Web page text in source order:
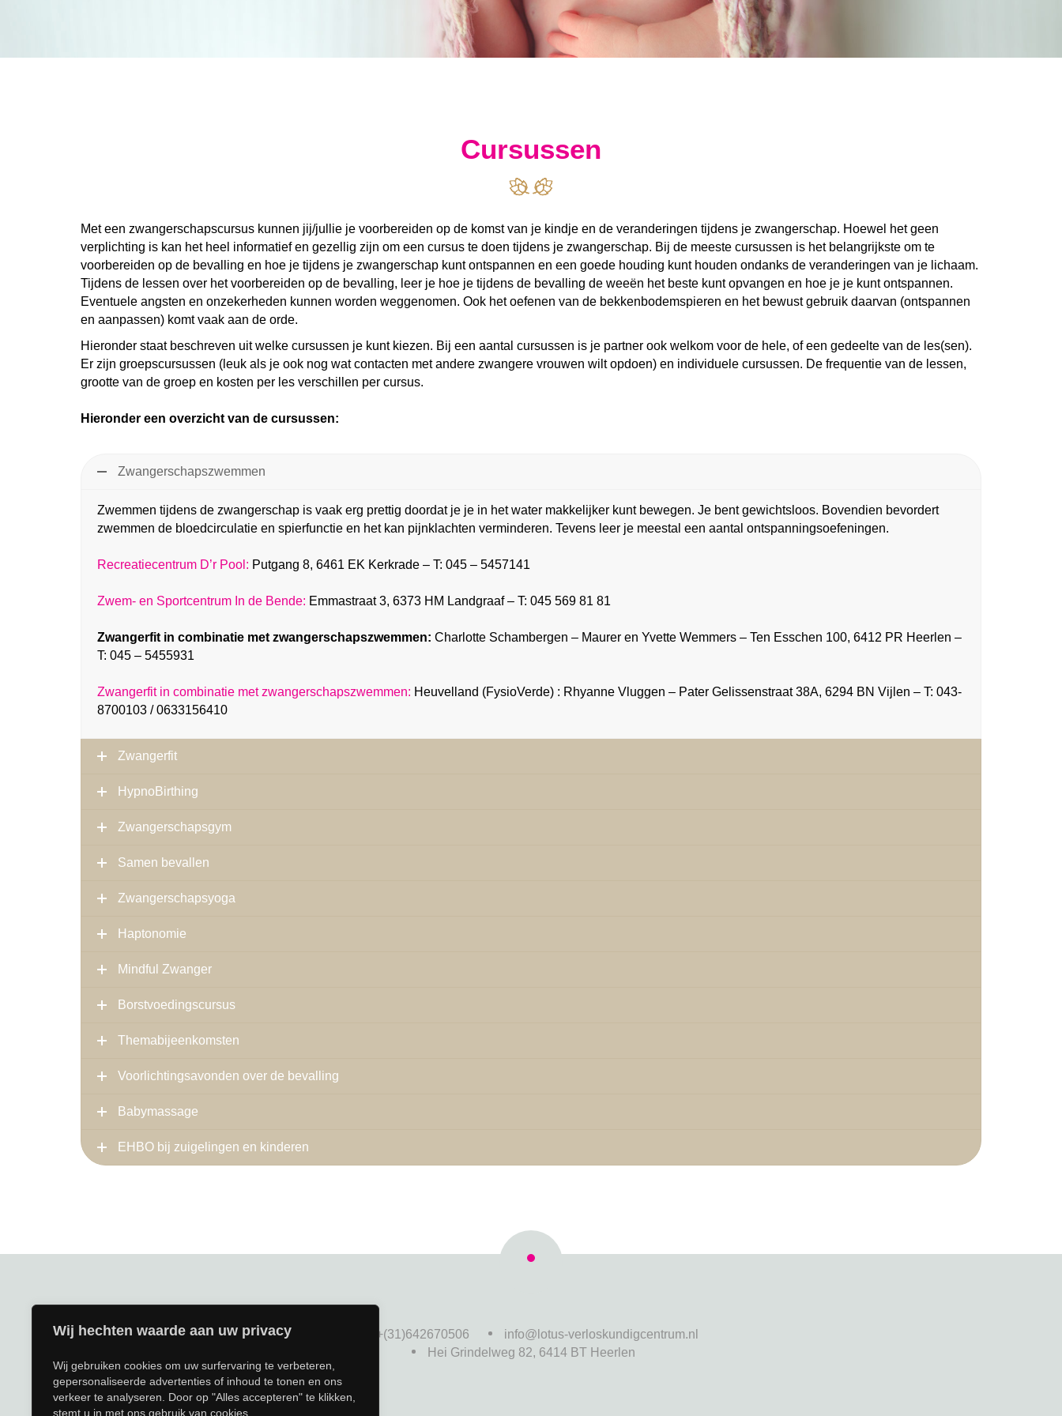
Wij hechten waarde aan uw privacy
Wij gebruiken cookies om uw surfervaring te verbeteren,
gepersonaliseerde advertenties of inhoud te tonen en ons
verkeer te analyseren. Door op "Alles accepteren" te klikken,
stemt u in met ons gebruik van cookies.
Cursussen
Met een zwangerschapscursus kunnen jij/jullie je voorbereiden op de komst van je kindje en de veranderingen tijdens je zwangerschap. Hoewel het geen
verplichting is kan het heel informatief en gezellig zijn om een cursus te doen tijdens je zwangerschap. Bij de meeste cursussen is het belangrijkste om te
voorbereiden op de bevalling en hoe je tijdens je zwangerschap kunt ontspannen en een goede houding kunt houden ondanks de veranderingen van je lichaam.
Tijdens de lessen over het voorbereiden op de bevalling, leer je hoe je tijdens de bevalling de weeën het beste kunt opvangen en hoe je je kunt ontspannen.
Eventuele angsten en onzekerheden kunnen worden weggenomen. Ook het oefenen van de bekkenbodemspieren en het bewust gebruik daarvan (ontspannen
en aanpassen) komt vaak aan de orde.
Hieronder staat beschreven uit welke cursussen je kunt kiezen. Bij een aantal cursussen is je partner ook welkom voor de hele, of een gedeelte van de les(sen).
Er zijn groepscursussen (leuk als je ook nog wat contacten met andere zwangere vrouwen wilt opdoen) en individuele cursussen. De frequentie van de lessen,
grootte van de groep en kosten per les verschillen per cursus.
Hieronder een overzicht van de cursussen:
Zwangerschapszwemmen
Zwemmen tijdens de zwangerschap is vaak erg prettig doordat je je in het water makkelijker kunt bewegen. Je bent gewichtsloos. Bovendien bevordert
zwemmen de bloedcirculatie en spierfunctie en het kan pijnklachten verminderen. Tevens leer je meestal een aantal ontspanningsoefeningen.
Recreatiecentrum D’r Pool: Putgang 8, 6461 EK Kerkrade – T: 045 – 5457141
Zwem- en Sportcentrum In de Bende: Emmastraat 3, 6373 HM Landgraaf – T: 045 569 81 81
Zwangerfit in combinatie met zwangerschapszwemmen: Charlotte Schambergen – Maurer en Yvette Wemmers – Ten Esschen 100, 6412 PR Heerlen –
T: 045 – 5455931
Zwangerfit in combinatie met zwangerschapszwemmen: Heuvelland (FysioVerde) : Rhyanne Vluggen – Pater Gelissenstraat 38A, 6294 BN Vijlen – T: 043-
8700103 / 0633156410
Zwangerfit
HypnoBirthing
Zwangerschapsgym
Samen bevallen
Zwangerschapsyoga
Haptonomie
Mindful Zwanger
Borstvoedingscursus
Themabijeenkomsten
Voorlichtingsavonden over de bevalling
Babymassage
EHBO bij zuigelingen en kinderen
T. +(31)642670506
info@lotus-verloskundigcentrum.nl
Hei Grindelweg 82, 6414 BT Heerlen